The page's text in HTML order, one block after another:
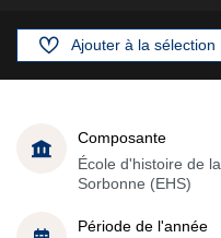
Ajouter à la sélection
Composante
École d'histoire de la
Sorbonne (EHS)
Période de l'année